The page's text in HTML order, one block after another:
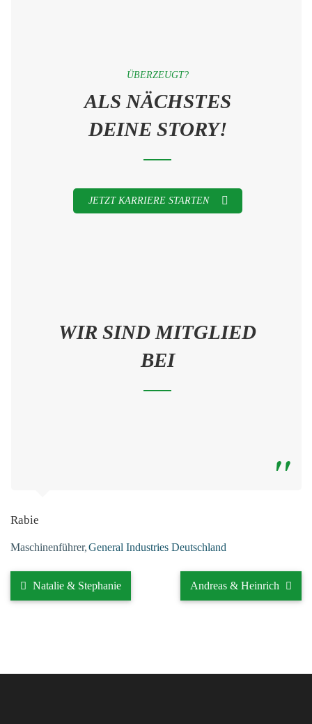
ÜBERZEUGT?
ALS NÄCHSTES
DEINE STORY!
JETZT KARRIERE STARTEN
WIR SIND MITGLIED
BEI
Rabie
Maschinenführer General Industries Deutschland
Natalie & Stephanie Andreas & Heinrich